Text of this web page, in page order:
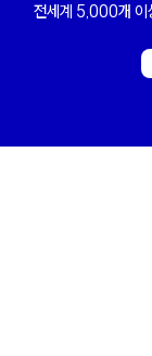
전세계 5,000개 이